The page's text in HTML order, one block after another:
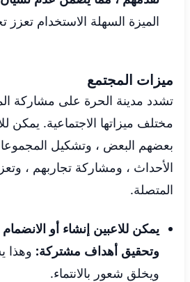
الميزة السهلة الاستخدام تعزز
ميزات المجتمع
تشدد مدينة الحرة على مشاركة
مختلف ميزاتها الاجتماعية. يمكن
بعضهم البعض ، وتشكيل
الأحداث ، ومشاركة تجاربهم ،
المتصلة.
يمكن للاعبين إنشاء أو الانضمام
وتحقيق أهداف مشتركة: وهذا
ويخلق شعور بالانتماء.